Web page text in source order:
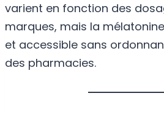
varient en fonction des
marques, mais la
et accessible sans
des pharmacies.